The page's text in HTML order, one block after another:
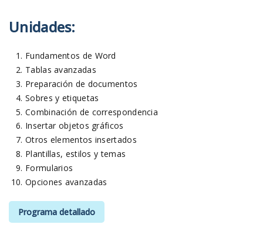
Unidades:
Fundamentos de Word
Tablas avanzadas
Preparación de documentos
Sobres y etiquetas
Combinación de correspondencia
Insertar objetos gráficos
Otros elementos insertados
Plantillas, estilos y temas
Formularios
Opciones avanzadas
Programa detallado